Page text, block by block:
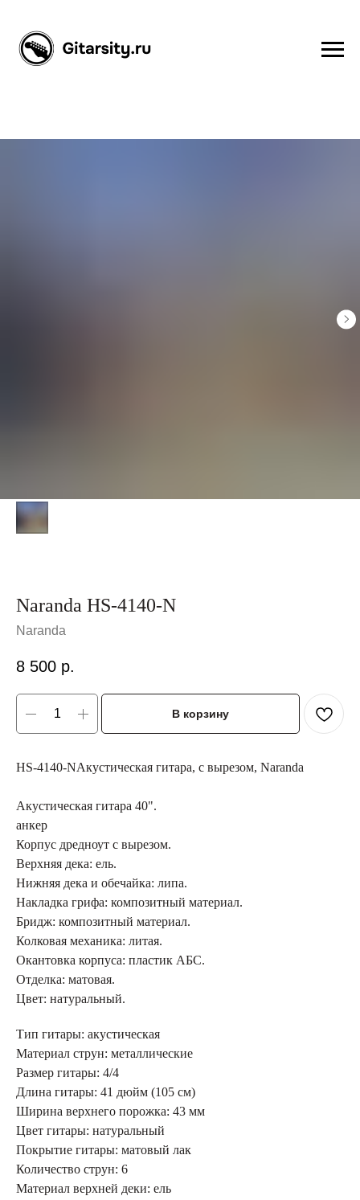
Naranda HS-4140-N
Naranda
8 500 р.
В корзину
HS-4140-NАкустическая гитара, с вырезом, Naranda
Акустическая гитара 40".
анкер
Корпус дредноут с вырезом.
Верхняя дека: ель.
Нижняя дека и обечайка: липа.
Накладка грифа: композитный материал.
Бридж: композитный материал.
Колковая механика: литая.
Окантовка корпуса: пластик АБС.
Отделка: матовая.
Цвет: натуральный.
Тип гитары: акустическая
Материал струн: металлические
Размер гитары: 4/4
Длина гитары: 41 дюйм (105 см)
Ширина верхнего порожка: 43 мм
Цвет гитары: натуральный
Покрытие гитары: матовый лак
Количество струн: 6
Материал верхней деки: ель